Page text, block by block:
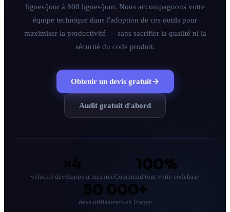
Tous les services
Réponse sous 24h · Audit sans engagement
lignes/jour à 800 lignes/jour. Nous accompagnons votre
équipe technique dans l'adoption de ces outils pour
maximiser la productivité — sans sacrifier la qualité ni la
sécurité du code produit.
Obtenir un devis gratuit
Audit gratuit d'abord
×4
vélocité développeur mesurée
100%
Comprend tout votre codebase
50 000+
devs utilisateurs en France